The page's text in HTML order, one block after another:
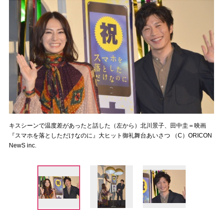
キスシーンで温度差があったと話した（左から）北川景子、田中圭＝映画
『スマホを落としただけなのに』大ヒット御礼舞台あいさつ （C）ORICON
NewS inc.